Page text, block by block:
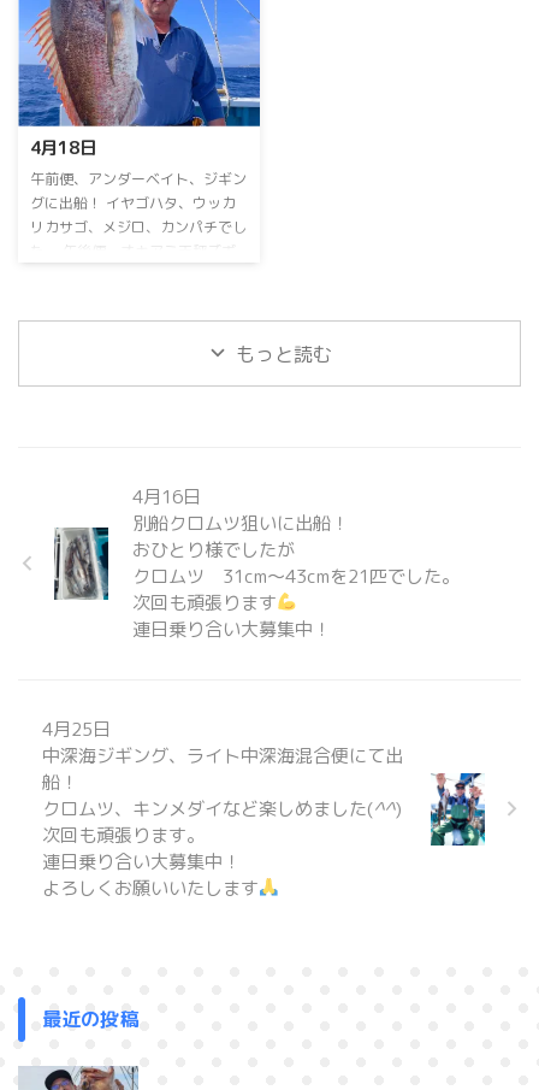
イカ おひとり13～28ハイ⁡⁡ ⁡スルメ
イカ少々⁡でした。 連日乗り合い
大募集中！⁡ ⁡当日予約OK⁡ ⁡よろしく
お願いします 連日乗り合い大募
集中！ ⁡ 詳しくはお電話下さい。
090-3168-1739まで ⁡お盆期間も
連日営業！ 8月15日のイカメタル
便のみ休船いたします。
4月18日
⁡午前便、アンダーベイト、ジギン
グに出船！⁡ ⁡イヤゴハタ、ウッカ
リカサゴ、メジロ、カンパチ⁡でし
た。⁡ ⁡午後便、オキアミ天秤ズボ
も⁡お問い合わせお待ちしておりま
すm(_ _)m ⁡次回も頑張ります
⁡ ⁡
能です。 【アンダーベ ...
もっと読む
4月16日
別船クロムツ狙いに出船！
おひとり様でしたが
クロムツ 31cm〜43cmを21匹でした。
次回も頑張ります
連日乗り合い大募集中！
4月25日
中深海ジギング、ライト中深海混合便にて出
船！
クロムツ、キンメダイなど楽しめました(^^)
次回も頑張ります。
連日乗り合い大募集中！
よろしくお願いいたします
最近の投稿